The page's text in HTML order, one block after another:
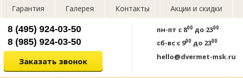
Гарантия Галерея Контакты Акции и скидки
8 (495) 924-03-50
8 (985) 924-03-50
Заказать звонок
пн-пт с 800 до 2300
сб-всс 900 до 2300
hello@dvermet-msk.ru